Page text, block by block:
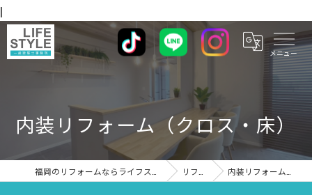
|
内装リフォーム（クロス・床）
リフォーム 内装リフォーム（クロス・床）